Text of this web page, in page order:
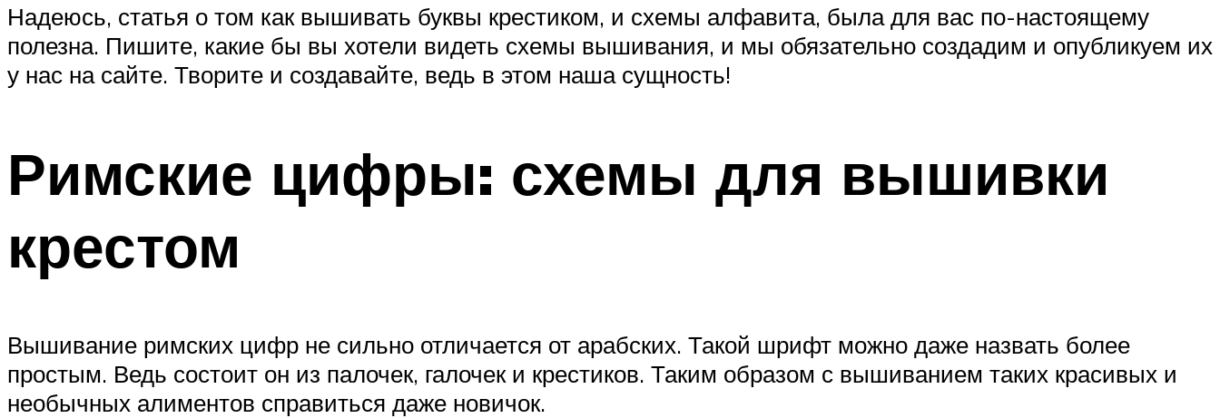
Надеюсь, статья о том как вышивать буквы крестиком, и схемы алфавита, была для вас по-настоящему
полезна. Пишите, какие бы вы хотели видеть схемы вышивания, и мы обязательно создадим и опубликуем их
у нас на сайте. Творите и создавайте, ведь в этом наша сущность!
Римские цифры: схемы для вышивки
крестом
Вышивание римских цифр не сильно отличается от арабских. Такой шрифт можно даже назвать более
простым. Ведь состоит он из палочек, галочек и крестиков. Таким образом с вышиванием таких красивых и
необычных алиментов справиться даже новичок.